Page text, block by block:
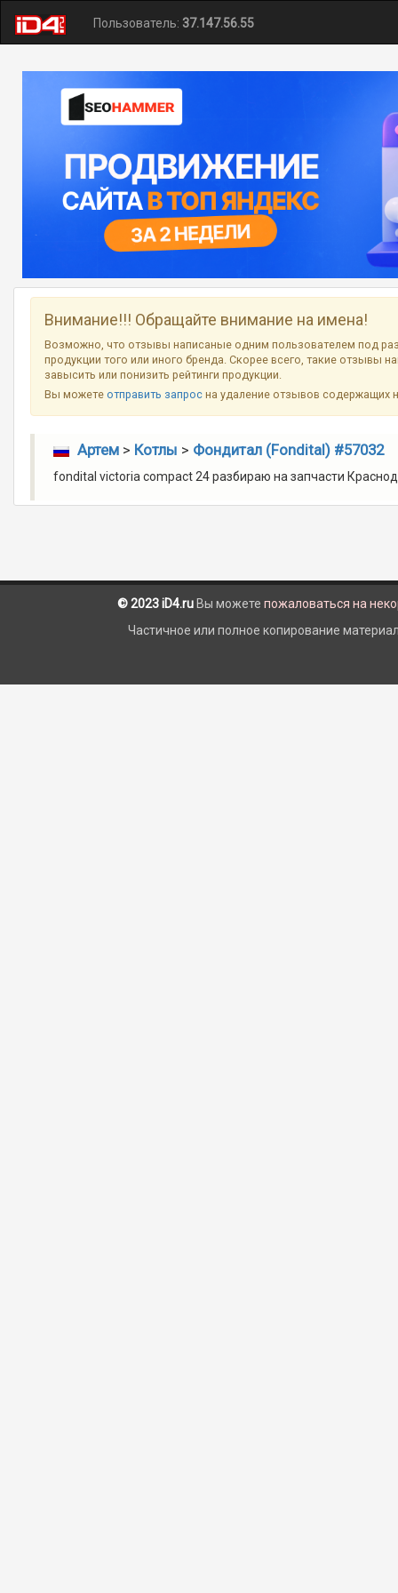
Пользователь: 37.147.56.55
Внимание!!! Обращайте внимание на имена!
Возможно, что отзывы написаные одним пользователем под
продукции того или иного бренда. Скорее всего, такие отзывы
завысить или понизить рейтинги продукции.
Вы можетеотправить запрос на удаление отзывов
Артем> Котлы > Фондитал (Fondital) #57032
fondital victoria compact 24 разбираю на запчасти
© 2023 iD4.ru Вы можете пожаловаться на
Частичное или полное копирование